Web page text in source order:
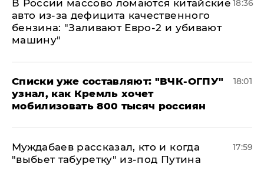
В России массово ломаются китайские
авто из-за дефицита качественного
бензина: "Заливают Евро-2 и убивают
машину"
18:36
Списки уже составляют: "ВЧК-ОГПУ"
узнал, как Кремль хочет
мобилизовать 800 тысяч россиян
18:01
Муждабаев рассказал, кто и когда
"выбьет табуретку" из-под Путина
17:59